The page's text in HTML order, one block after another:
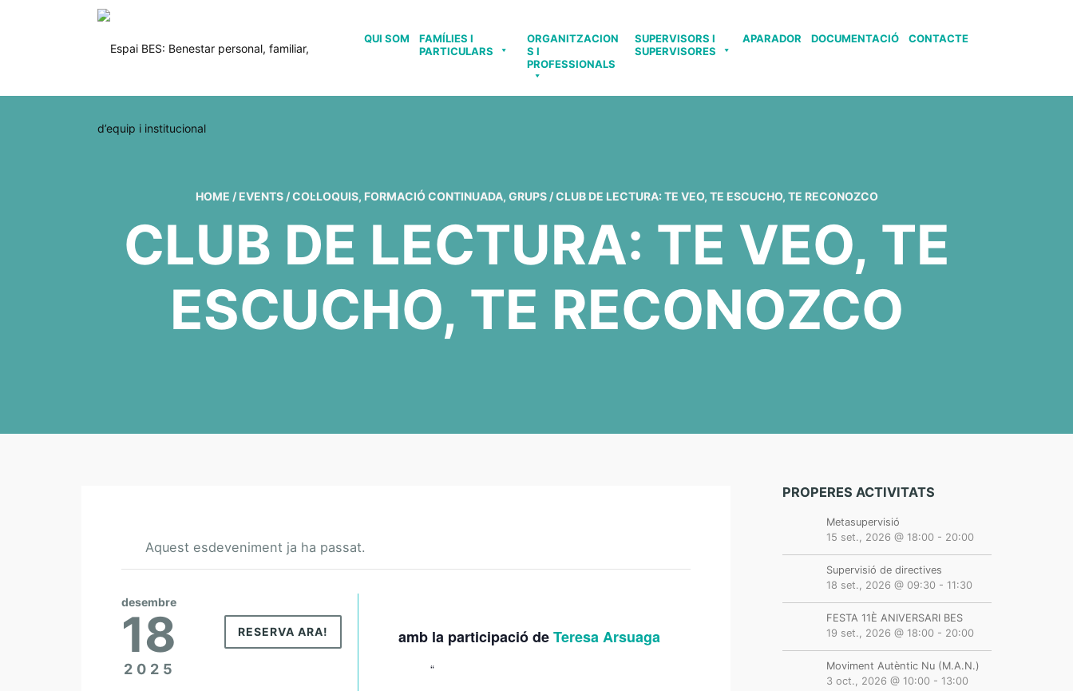
QUI SOM
FAMÍLIES I
PARTICULARS
ORGANITZACION
S I
PROFESSIONALS
SUPERVISORS I
SUPERVISORES
APARADOR DOCUMENTACIÓ CONTACTE
HOME / EVENTS / COL·LOQUIS, FORMACIÓ CONTINUADA, GRUPS / CLUB DE LECTURA: TE VEO, TE ESCUCHO, TE RECONOZCO
CLUB DE LECTURA: TE VEO, TE
ESCUCHO, TE RECONOZCO
Aquest esdeveniment ja ha passat.
L
amb la participació deTeresa Arsuaga
desembre
18
2025
RESERVA ARA!
PROPERES ACTIVITATS
Metasupervisió
15 set., 2026 @ 18:00- 20:00
Supervisió de directives
18 set., 2026 @ 09:30- 11:30
FESTA 11È ANIVERSARI BES
19 set., 2026 @ 18:00- 20:00
Moviment Autèntic Nu (M.A.N.)
3 oct., 2026 @ 10:00- 13:00